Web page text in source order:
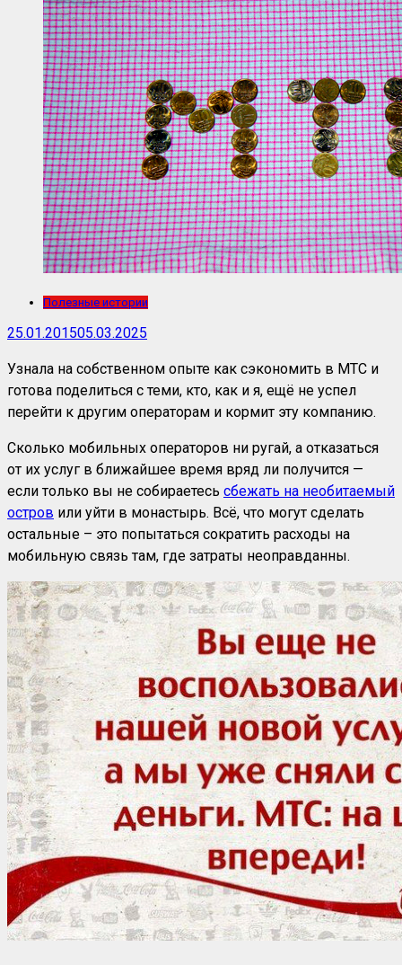
Полезные истории
25.01.201505.03.2025
Узнала на собственном опыте как сэкономить в МТС и
готова поделиться с теми, кто, как и я, ещё не успел
перейти к другим операторам и кормит эту компанию.
Сколько мобильных операторов ни ругай, а отказаться
от их услуг в ближайшее время вряд ли получится —
если только вы не собираетесь сбежать на необитаемый
остров или уйти в монастырь. Всё, что могут сделать
остальные – это попытаться сократить расходы на
мобильную связь там, где затраты неоправданны.